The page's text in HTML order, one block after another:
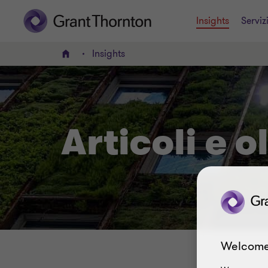
Insights Servizi
HOME Insights
Articoli e